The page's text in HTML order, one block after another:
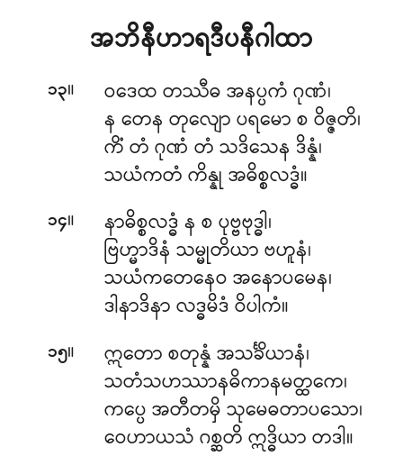
အဘိနီဟာရဒီပနီဂါထာ
၁၃။
ဝဒေထ တဿီဓ အနပ္ပကံ ဂုဏံ၊
န တေန တုလျော ပရမော စ ဝိဇ္ဇတိ၊
ကိံ တံ ဂုဏံ တံ သဒိသေန ဒိန္နံ၊
သယံကတံ ကိန္နု အဓိစ္စလဒ္ဓံ။
၁၄။
နာဓိစ္စလဒ္ဓံ န စ ပုဗ္ဗဗုဒ္ဓါ၊
ဗြဟ္မာဒိနံ သမ္မုတိယာ ဗဟူနံ၊
သယံကတေနေဝ အနောပမေန၊
ဒါနာဒိနာ လဒ္ဓမိဒံ ဝိပါကံ။
၁၅။
ဣတော စတုန္နံ အသင်္ခိယာနံ၊
သတံသဟဿာနဓိကာနမတ္ထကေ၊
ကပ္ပေ အတီတမှိ သုမေဓတာပသော၊
ဝေဟာယသံ ဂစ္ဆတိ ဣဒ္ဓိယာ တဒါ။